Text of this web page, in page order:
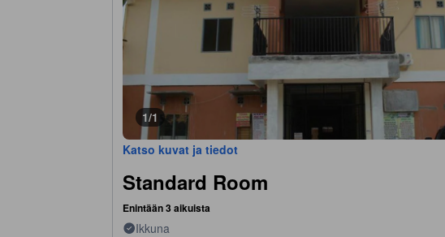
1/1
Katso kuvat ja tiedot
Standard Room
Enintään 3 aikuista
Ikkuna